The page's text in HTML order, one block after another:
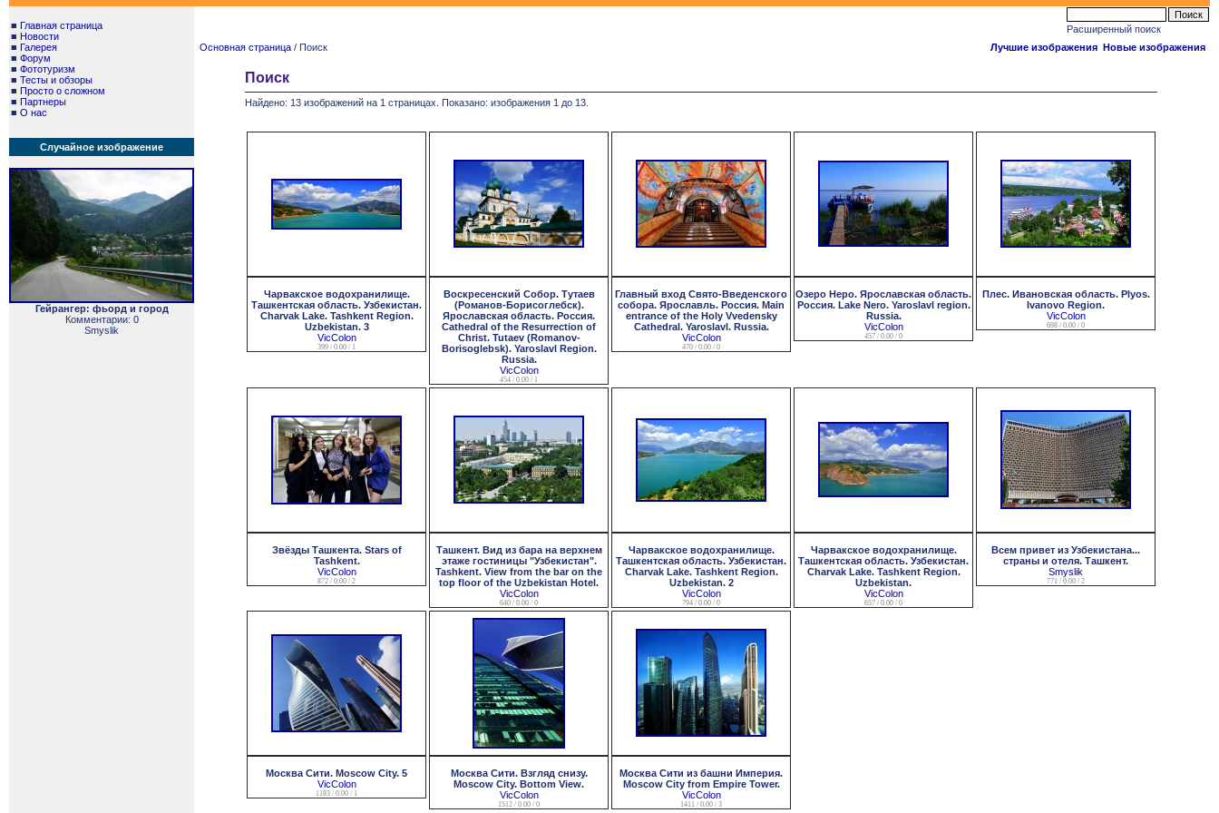
■ Главная страница
■ Новости
■ Галерея
■ Форум
■ Фототуризм
■ Тесты и обзоры
■ Просто о сложном
■ Партнеры
■ О нас
Случайное изображение
Гейрангер: фьорд и город
Комментарии: 0
Smyslik
Расширенный поиск
Основная страница / Поиск Лучшие изображения Новые изображения
Поиск
Найдено: 13 изображений на 1 страницах. Показано: изображения 1 до 13.
Чарвакское водохранилище.
Ташкентская область. Узбекистан.
Charvak Lake. Tashkent Region.
Uzbekistan. 3
VicColon
399 / 0.00 / 1
Воскресенский Собор. Тутаев
(Романов-Борисоглебск).
Ярославская область. Россия.
Cathedral of the Resurrection of
Christ. Tutaev (Romanov-
Borisoglebsk). Yaroslavl Region.
Russia.
VicColon
454 / 0.00 / 1
Главный вход Свято-Введенского
собора. Ярославль. Россия. Main
entrance of the Holy Vvedensky
Cathedral. Yaroslavl. Russia.
VicColon
470 / 0.00 / 0
Озеро Неро. Ярославская область.
Россия. Lake Nero. Yaroslavl region.
Russia.
VicColon
457 / 0.00 / 0
Плес. Ивановская область. Plyos.
Ivanovo Region.
VicColon
698 / 0.00 / 0
Звёзды Ташкента. Stars of
Tashkent.
VicColon
872 / 0.00 / 2
Ташкент. Вид из бара на верхнем
этаже гостиницы "Узбекистан".
Tashkent. View from the bar on the
top floor of the Uzbekistan Hotel.
VicColon
640 / 0.00 / 0
Чарвакское водохранилище.
Ташкентская область. Узбекистан.
Charvak Lake. Tashkent Region.
Uzbekistan. 2
VicColon
794 / 0.00 / 0
Чарвакское водохранилище.
Ташкентская область. Узбекистан.
Charvak Lake. Tashkent Region.
Uzbekistan.
VicColon
657 / 0.00 / 0
Всем привет из Узбекистана...
страны и отеля. Ташкент.
Smyslik
771 / 0.00 / 2
Москва Сити. Moscow City. 5
VicColon
1183 / 0.00 / 1
Москва Сити. Взгляд снизу.
Moscow City. Bottom View.
VicColon
1512 / 0.00 / 0
Москва Сити из башни Империя.
Moscow City from Empire Tower.
VicColon
1411 / 0.00 / 3